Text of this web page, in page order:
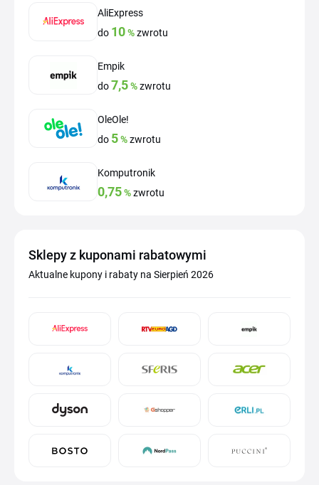
AliExpress
do 10%zwrotu
Empik
do7,5%zwrotu
OleOle!
do 5%zwrotu
Komputronik
0,75%zwrotu
Sklepy z kuponami rabatowymi
Aktualne kupony i rabaty na Sierpień 2026